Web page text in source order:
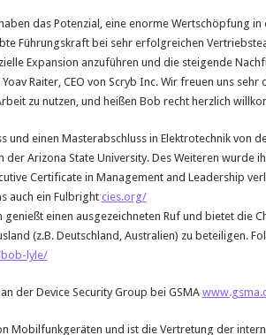
das Potenzial, eine enorme Wertschöpfung in
Führungskraft bei sehr erfolgreichen
Expansion anzuführen und die steigende
Raiter, CEO von Scryb Inc. Wir freuen uns sehr
zu nutzen, und heißen Bob recht herzlich
und einen Masterabschluss in Elektrotechnik von
der Arizona State University. Des Weiteren wurde
Certificate in Management and Leadership
auch ein Fulbright cies.org/
einen ausgezeichneten Ruf und bietet die
(z.B. Deutschland, Australien) zu beteiligen.
lyle/
der Device Security Group bei GSMA
Mobilfunkgeräten und ist die Vertretung der